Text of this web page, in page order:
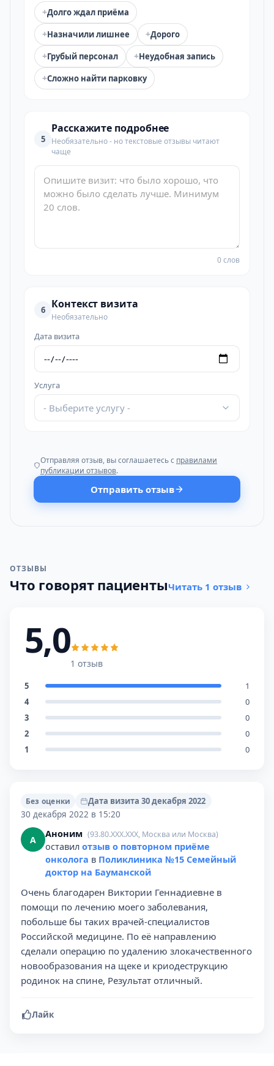
+Долго ждал приёма
+Назначили лишнее +Дорого
+Грубый персонал +Неудобная запись
+Сложно найти парковку
5
Расскажите подробнее
Необязательно - но текстовые отзывы читают
чаще
0 слов
6 Контекст визита
Необязательно
Дата визита
Услуга
- Выберите услугу -
Отправляя отзыв, вы соглашаетесь с правилами
публикации отзывов.
Отправить отзыв
ОТЗЫВЫ
Что говорят пациентыЧитать 1 отзыв
5,0
1 отзыв
5
1
4
0
3
0
2
0
1
0
Без оценки
Дата визита 30 декабря 2022
30 декабря 2022 в 15:20
А Аноним (93.80.XXX.XXX, Москва или Москва)
оставил отзыв о повторном приёме
онколога в Поликлиника №15 Семейный
доктор на Бауманской
Очень благодарен Виктории Геннадиевне в
помощи по лечению моего заболевания,
побольше бы таких врачей-специалистов
Российской медицине. По её направлению
сделали операцию по удалению злокачественного
новообразования на щеке и криодеструкцию
родинок на спине, Результат отличный.
Лайк